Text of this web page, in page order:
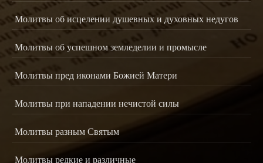
Молитвы об исцелении душевных и духовных недугов
Молитвы об успешном земледелии и промысле
Молитвы пред иконами Божией Матери
Молитвы при нападении нечистой силы
Молитвы разным Святым
Молитвы редкие и различные